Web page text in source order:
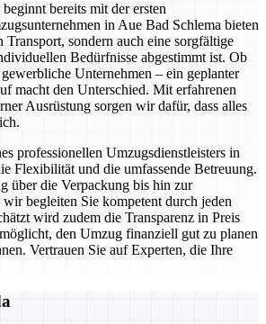
bereits mit der ersten
in Aue Bad Schlema bieten
Transport, sondern auch eine sorgfältige
Bedürfnisse abgestimmt ist. Ob
Unternehmen – ein geplanter
macht den Unterschied. Mit erfahrenen
Ausrüstung sorgen wir dafür, dass alles
professionellen Umzugsdienstleisters in
Flexibilität und die umfassende Betreuung.
über die Verpackung bis hin zur
begleiten Sie kompetent durch jeden
wird zudem die Transparenz in Preis
den Umzug finanziell gut zu planen
Vertrauen Sie auf Experten, die Ihre